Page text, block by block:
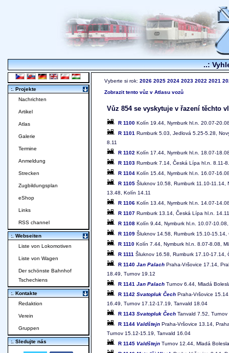
..:
Vyberte si rok: 2026 2025 2024 2023 2022 2021
Zobrazit tento vůz v Atlasu vozů
Vůz 854 se vyskytuje v řazení těchto
R 1100 Kolín 19.44, Nymburk hl.n. 20.07-
R 1101 Rumburk 5.03, Jedlová 5.25-5.28,
8.11
R 1102 Kolín 17.44, Nymburk hl.n. 18.07-
R 1103 Rumburk 7.14, Česká Lípa hl.n. 8.11-
R 1104 Kolín 15.44, Nymburk hl.n. 16.07-
R 1105 Šluknov 10.58, Rumburk 11.10-
13.48, Kolín 14.11
R 1106 Kolín 13.44, Nymburk hl.n. 14.07-
R 1107 Rumburk 13.14, Česká Lípa hl.n.
R 1108 Kolín 9.44, Nymburk hl.n. 10.07-
R 1109 Šluknov 14.58, Rumburk 15.10-
R 1110 Kolín 7.44, Nymburk hl.n. 8.07-8.08,
R 1111 Šluknov 16.58, Rumburk 17.10-17.14,
R 1140 Jan Palach Praha-Vršovice 17.14,
18.49, Turnov 19.12
R 1141 Jan Palach Turnov 6.44, Mladá
R 1142 Svatopluk Čech Praha-Vršovice
16.49, Turnov 17.12-17.19, Tanvald 18.04
R 1143 Svatopluk Čech Tanvald 7.52,
R 1144 Valdštejn Praha-Vršovice 13.14,
Turnov 15.12-15.19, Tanvald 16.04
R 1145 Valdštejn Turnov 12.44, Mladá
:. Projekte
Nachrichten
Artikel
Atlas
Galerie
Termine
Anmeldung
Strecken
Zugbildungsplan
eShop
Links
RSS channel
:. Webseiten
Liste von Lokomotiven
Liste von Wagen
Der schönste Bahnhof
Tschechiens
:. Kontakte
Redaktion
Verein
Gruppen
:. Sledujte nás